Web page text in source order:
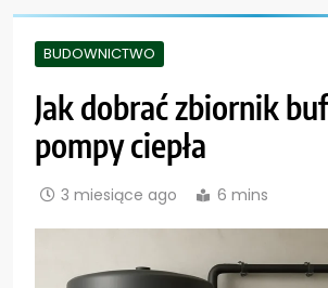
BUDOWNICTWO
Jak dobrać zbiornik
pompy ciepła
3 miesiące ago 6 mins